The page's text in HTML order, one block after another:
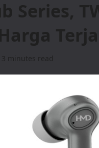
Series,
3 minutes read